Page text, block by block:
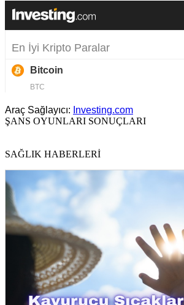
Araç Sağlayıcı: Investing.com
ŞANS OYUNLARI SONUÇLARI
SAĞLIK HABERLERİ